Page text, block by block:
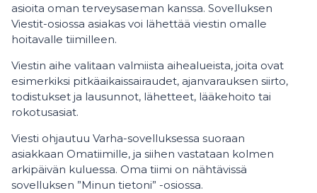
asioita oman terveysaseman kanssa. Sovelluksen
Viestit-osiossa asiakas voi lähettää viestin omalle
hoitavalle tiimilleen.
Viestin aihe valitaan valmiista aihealueista, joita ovat
esimerkiksi pitkäaikaissairaudet, ajanvarauksen siirto,
todistukset ja lausunnot, lähetteet, lääkehoito tai
rokotusasiat.
Viesti ohjautuu Varha-sovelluksessa suoraan
asiakkaan Omatiimille, ja siihen vastataan kolmen
arkipäivän kuluessa. Oma tiimi on nähtävissä
sovelluksen ”Minun tietoni” -osiossa.